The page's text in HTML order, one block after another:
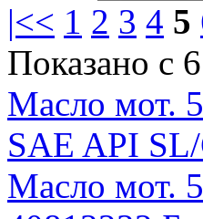
|<< 1 2 3 4 5
Показано с
Масло мот.
SAE API
Масло мот.